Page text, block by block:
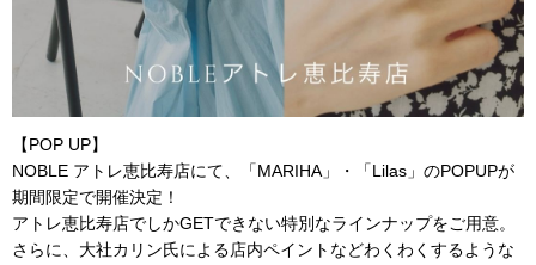
【POP UP】
NOBLE アトレ恵比寿店にて、「MARIHA」・「Lilas」のPOPUPが
期間限定で開催決定！
アトレ恵比寿店でしかGETできない特別なラインナップをご用意。
さらに、大社カリン氏による店内ペイントなどわくわくするような